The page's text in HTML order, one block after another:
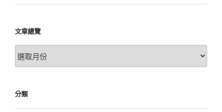
文章總覽
文
章
分類